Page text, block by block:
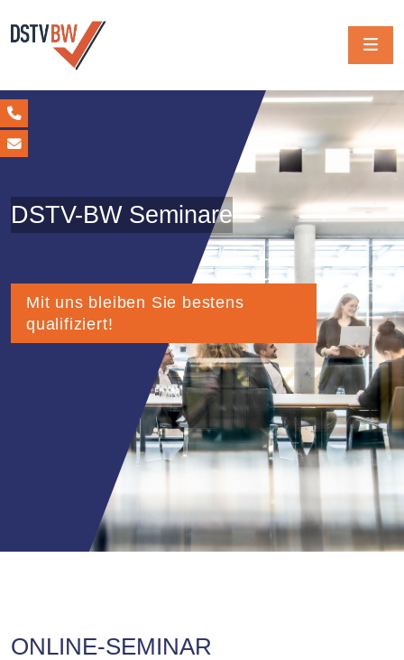
DSTV-BW Seminare
Mit uns bleiben Sie bestens
qualifiziert!
ONLINE-SEMINAR